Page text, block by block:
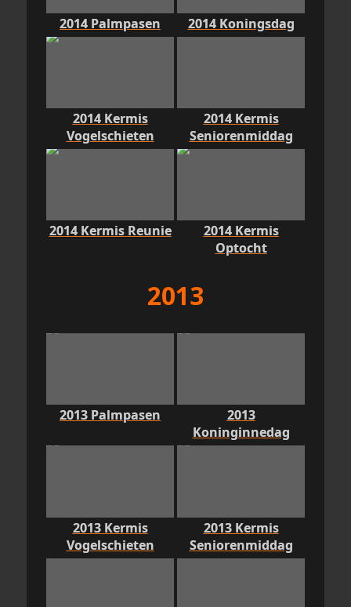
2014 Palmpasen 2014 Koningsdag
2014 Kermis
Vogelschieten
2014 Kermis
Seniorenmiddag
2014 Kermis Reunie
2014 Kermis
Optocht
2013
2013 Palmpasen
2013
Koninginnedag
2013 Kermis
Vogelschieten
2013 Kermis
Seniorenmiddag